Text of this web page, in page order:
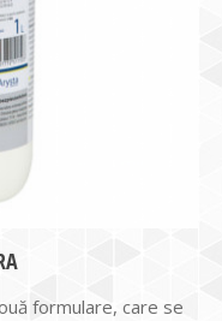
formulare, care se